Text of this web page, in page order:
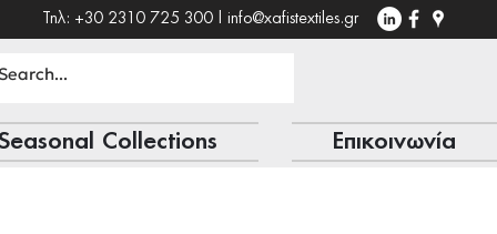
Τηλ: +30 2310 725 300 | info@xafistextiles.gr
Collections Επικοινωνία